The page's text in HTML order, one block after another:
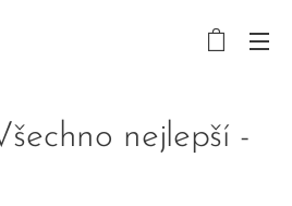
nejlepší -